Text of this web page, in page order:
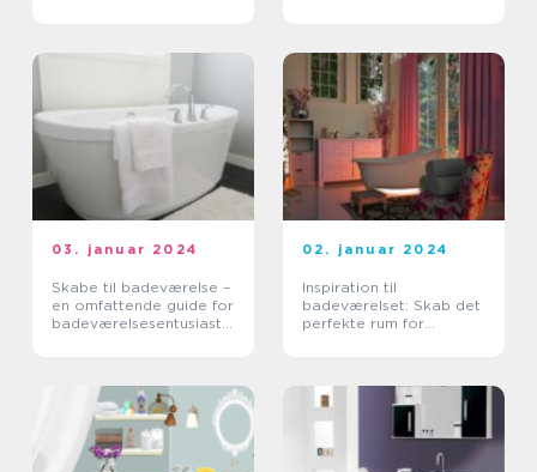
03. januar 2024
Skabe til badeværelse –
en omfattende guide for
badeværelsesentusiaste
02. januar 2024
Inspiration til
badeværelset: Skab det
perfekte rum for